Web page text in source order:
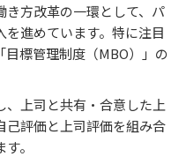
き方改革の一環として、パ
進めています。特に注目
標管理制度（MBO）」の
上司と共有・合意した上
己評価と上司評価を組み合
。